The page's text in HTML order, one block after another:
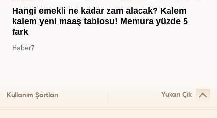
Hangi emekli ne kadar zam alacak? Kalem
kalem yeni maaş tablosu! Memura yüzde 5
fark
Haber7
Kullanım Şartları Yukarı Çık